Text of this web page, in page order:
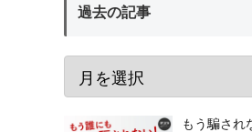
過去の記事
もう騙さ